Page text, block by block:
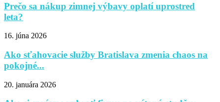
Prečo sa nákup zimnej výbavy oplatí uprostred
leta?
16. júna 2026
Ako sťahovacie služby Bratislava zmenia chaos na
pokojné...
20. januára 2026